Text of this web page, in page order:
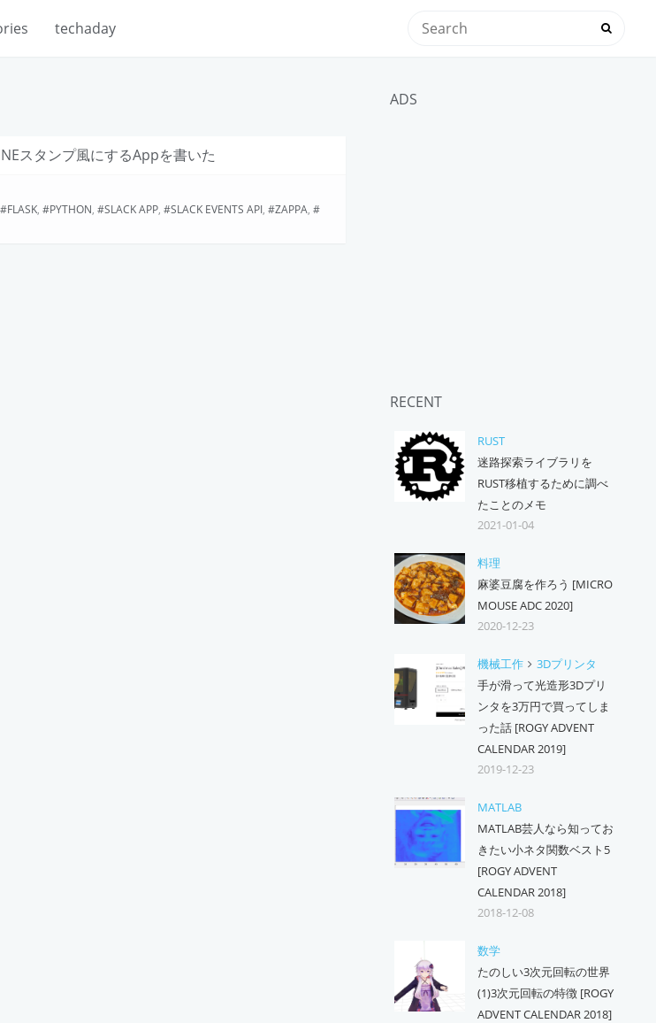
techaday
スタンプ風にするAppを書いた
FLASK, PYTHON, SLACK APP, SLACK EVENTS API, ZAPPA,
ADS
RECENT
RUST
迷路探索ライブラリを
RUST移植するために調べ
たことのメモ
2021-01-04
料理
麻婆豆腐を作ろう [MICRO
MOUSE ADC 2020]
2020-12-23
機械工作
3Dプリンタ
手が滑って光造形3Dプリ
ンタを3万円で買ってしま
った話 [ROGY ADVENT
CALENDAR 2019]
2019-12-23
MATLAB
MATLAB芸人なら知ってお
きたい小ネタ関数ベスト5
[ROGY ADVENT
CALENDAR 2018]
2018-12-08
数学
たのしい3次元回転の世界
(1)3次元回転の特徴 [ROGY
ADVENT CALENDAR 2018]